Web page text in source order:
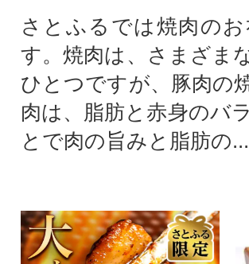
さとふるでは焼肉の
す。焼肉は、さまざま
ひとつですが、豚肉の
肉は、脂肪と赤身のバ
とで肉の旨みと脂肪の...